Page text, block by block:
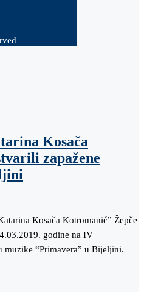
Kosača
zapažene
Kosača Kotromanić” Žepče
godine na IV
muzike “Primavera” u Bijeljini.